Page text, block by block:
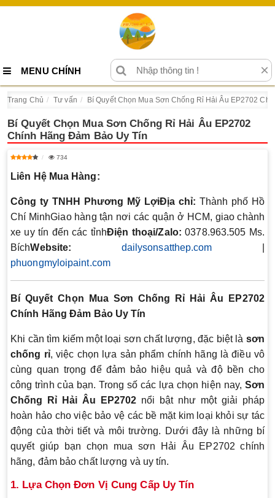
MENU CHÍNH ×
Trang Chủ Tư vấn Bí Quyết Chọn Mua Sơn Chống Rỉ Hải Âu EP2702
Bí Quyết Chọn Mua Sơn Chống Rỉ Hải Âu EP2702
Chính Hãng Đảm Bảo Uy Tín
734
Liên Hệ Mua Hàng:
Công ty TNHH Phương Mỹ LợiĐịa chỉ: Thành phố Hồ
Chí MinhGiao hàng tận nơi các quận ở HCM, giao chành
xe uy tín đến các tỉnhĐiện thoại/Zalo:0378.963.505 Ms.
BíchWebsite: dailysonsatthep.com
phuongmyloipaint.com
Bí Quyết Chọn Mua Sơn Chống Rỉ Hải Âu EP2702
Chính Hãng Đảm Bảo Uy Tín
Khi cần tìm kiếm một loại sơn chất lượng, đặc biệt là sơn
chống rỉ, việc chọn lựa sản phẩm chính hãng là điều vô
cùng quan trọng để đảm bảo hiệu quả và độ bền cho
công trình của bạn. Trong số các lựa chọn hiện nay, Sơn
Chống Rỉ Hải Âu EP2702 nổi bật như một giải pháp
hoàn hảo cho việc bảo vệ các bề mặt kim loại khỏi sự tác
động của thời tiết và môi trường. Dưới đây là những bí
quyết giúp bạn chọn mua sơn Hải Âu EP2702 chính
hãng, đảm bảo chất lượng và uy tín.
1. Lựa Chọn Đơn Vị Cung Cấp Uy Tín